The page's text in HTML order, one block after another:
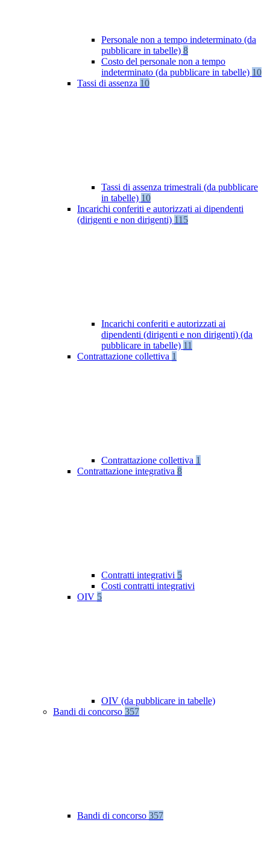
Personale non a tempo indeterminato (da
pubblicare in tabelle) 8
Costo del personale non a tempo
indeterminato (da pubblicare in tabelle) 10
Tassi di assenza 10
Tassi di assenza trimestrali (da pubblicare
in tabelle) 10
Incarichi conferiti e autorizzati ai dipendenti
(dirigenti e non dirigenti) 115
Incarichi conferiti e autorizzati ai
dipendenti (dirigenti e non dirigenti) (da
pubblicare in tabelle) 11
Contrattazione collettiva 1
Contrattazione collettiva 1
Contrattazione integrativa 8
Contratti integrativi 5
Costi contratti integrativi
OIV 5
OIV (da pubblicare in tabelle)
Bandi di concorso 357
Bandi di concorso 357